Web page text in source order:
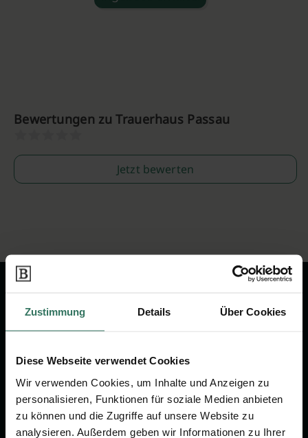
Zustimmung Details Über Cookies
Diese Webseite verwendet Cookies
Wir verwenden Cookies, um Inhalte und Anzeigen zu
personalisieren, Funktionen für soziale Medien anbieten
zu können und die Zugriffe auf unsere Website zu
analysieren. Außerdem geben wir Informationen zu Ihrer
Bewertungen zu Trauerhaus Passau
Jetzt bewerten
Wir sind Ihr Ansprechpartner rund
Vorsorge.
Jetzt beraten lassen